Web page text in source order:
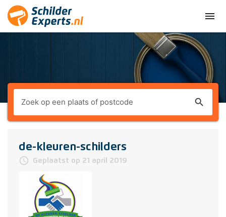
menu
search
de-kleuren-schilders
access_time Geplaatst op 21 april 2019